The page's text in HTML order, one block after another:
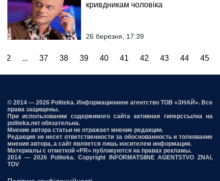
кривдникам чоловіка
26 березня, 17:39
2 ... 37 38 39 40 41 42 43 44 45
© 2014 — 2026 Politeka. Информационное агентство ТОВ «ЗНАЙ». Все
права защищены.
При использовании содержимого сайта активная гиперссылка на
politeka.net обязательна.
Мнение автора статьи не отражает мнение редакции.
Редакция не несет ответственности за обоснованность и толкование
мнения автора, а сайт является лишь носителем информации.
Материалы с отметкой «PR» публикуются на правах рекламы.
2014 — 2026 Politeka. Copyright INFORMATSIINE AGENTSTVO ZNAI,
TOV